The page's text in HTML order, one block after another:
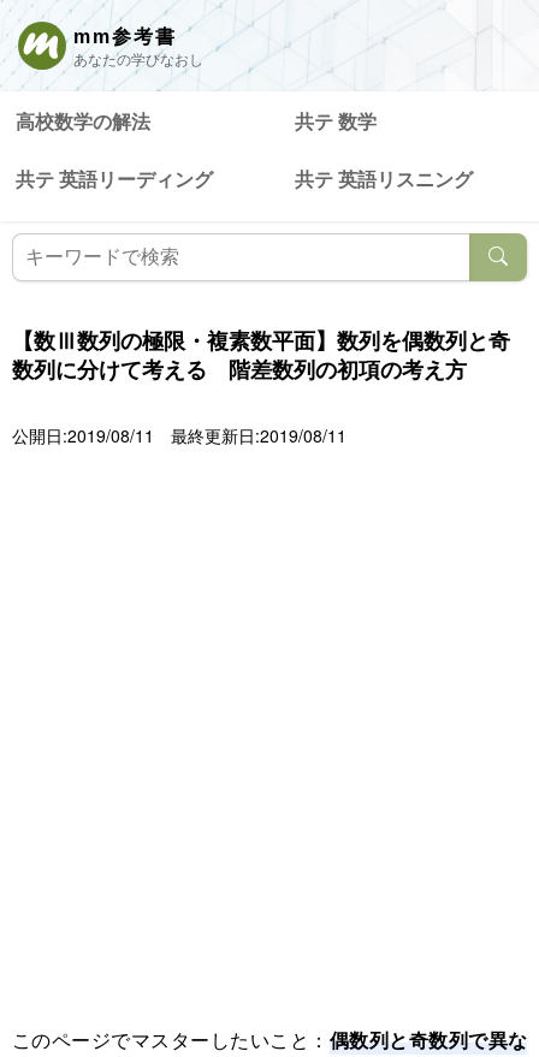
mm参考書
あなたの学びなおし
高校数学の解法 共テ 数学
共テ 英語リーディング 共テ 英語リスニング
【数Ⅲ数列の極限・複素数平面】数列を偶数列と奇
数列に分けて考える 階差数列の初項の考え方
公開日:2019/08/11 最終更新日:2019/08/11
このページでマスターしたいこと： 偶数列と奇数列で異な